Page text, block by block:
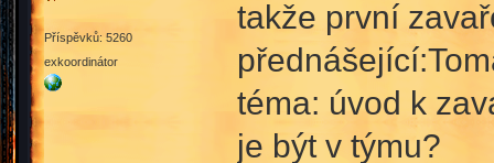
Příspěvků: 5260
exkoordinátor
takže první
téma: úvod k
je být v týmu?